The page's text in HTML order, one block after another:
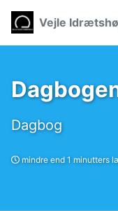
Skip
primary
Skip
content
Skip
footer
Vejle
Dagbog
mindre end 1 minutters